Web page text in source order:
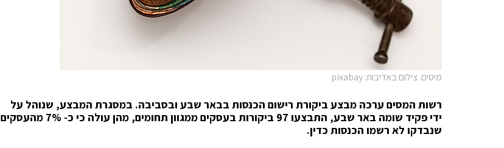
מיסים. צילום באדיבות: pixabay
רשות המסים ערכה מבצע ביקורת רישום הכנסות בבאר שבע ובסביבה. במסגרת המבצע, שנוהל על
ידי פקיד שומה באר שבע, התבצעו 97 ביקורות בעסקים ממגוון תחומים, מהן עולה כי כ- 7% מהעסקים
שנבדקו לא רשמו הכנסות כדין.